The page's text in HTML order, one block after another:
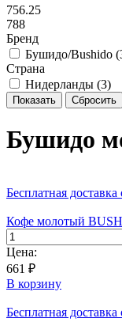
756.25
788
Бренд
Бушидо/Bushido (
Страна
Нидерланды (3)
Бушидо
Бесплатная доставка
Кофе молотый
Цена:
661 ₽
В корзину
Бесплатная доставка